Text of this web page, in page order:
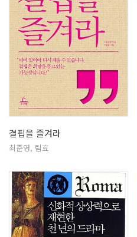
결핍을 즐겨라
최준영, 림효